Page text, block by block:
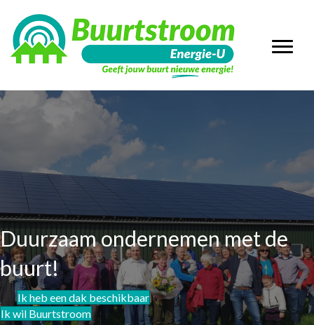
Duurzaam ondernemen met de
buurt!
Ik heb een dak beschikbaar
Ik wil Buurtstroom